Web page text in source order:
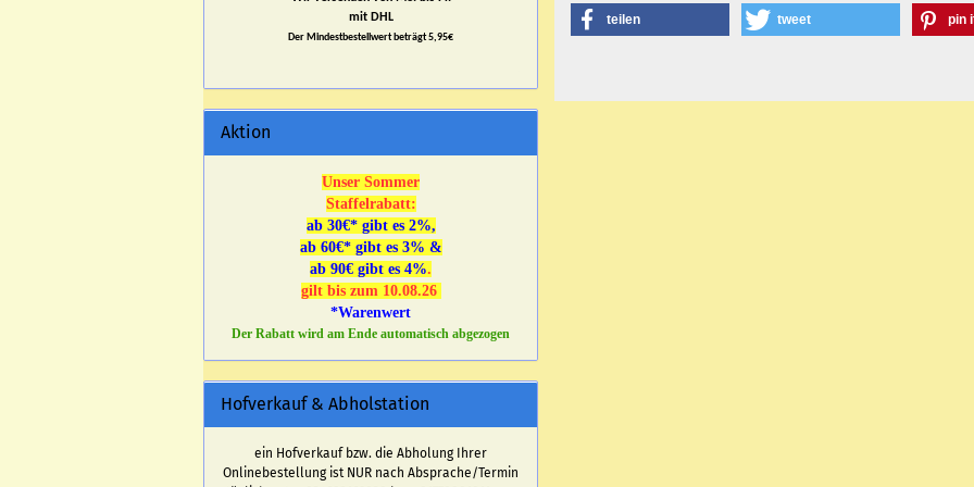
teilen tweet pin
mit DHL
Der Mindestbestellwert beträgt 5,95€
Aktion
Unser Sommer
Staffelrabatt:
ab 30€* gibt es 2%,
ab 60€* gibt es 3% &
ab 90€ gibt es 4%.
gilt bis zum 10.08.26
*Warenwert
Der Rabatt wird am Ende automatisch abgezogen
Hofverkauf & Abholstation
ein Hofverkauf bzw. die Abholung Ihrer
Onlinebestellung ist NUR nach Absprache/Termin